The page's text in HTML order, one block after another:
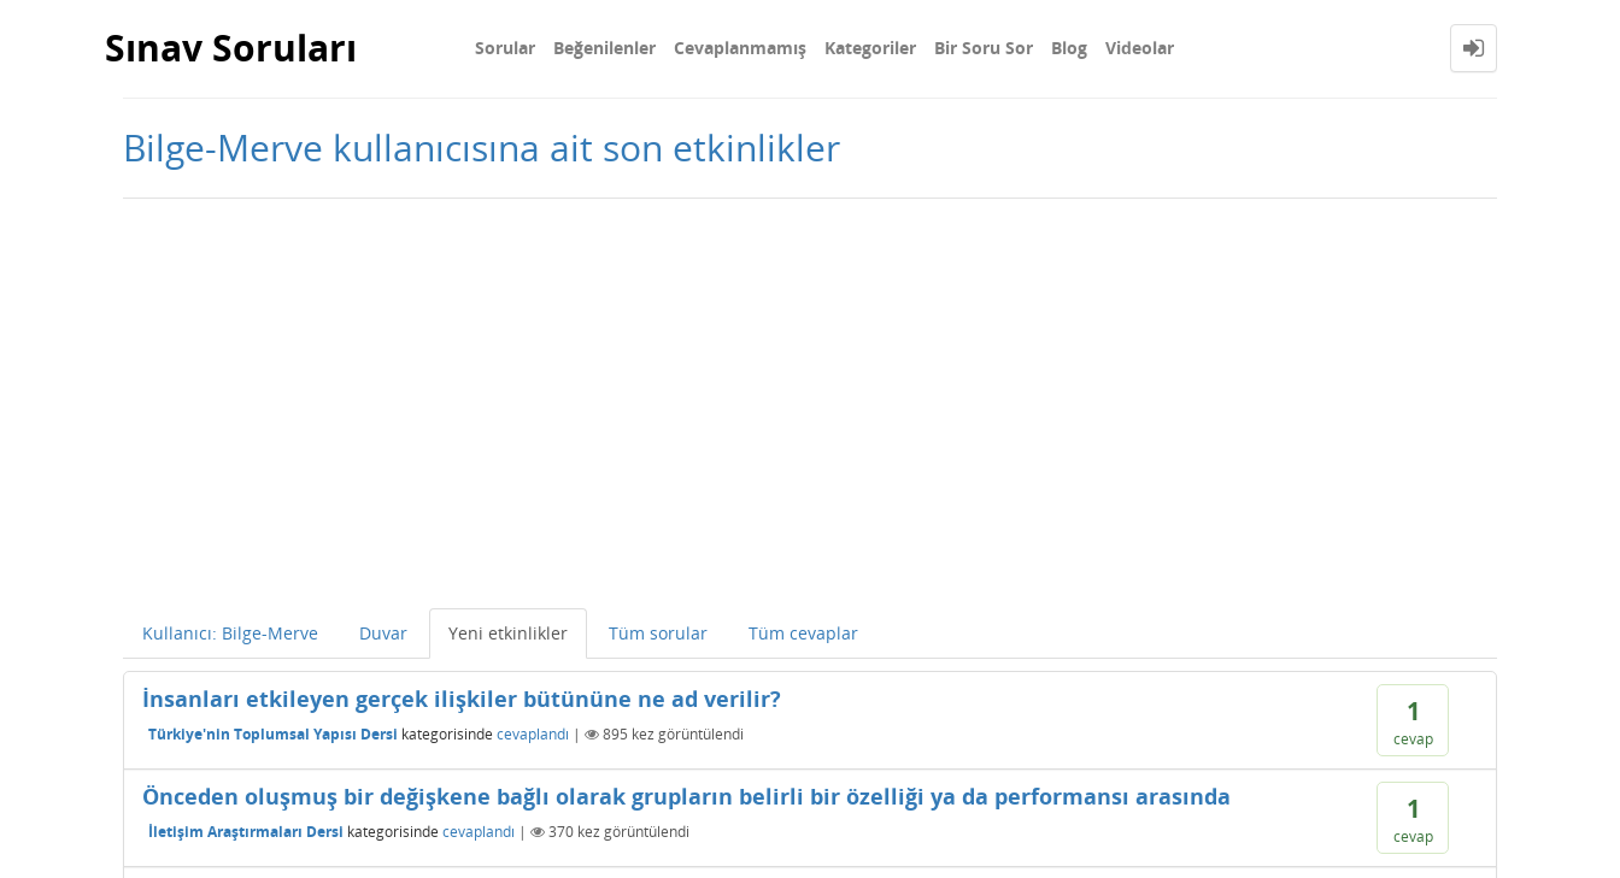
Sınav Soruları Sorular Beğenilenler Cevaplanmamış Kategoriler Bir Soru Sor Blog Videolar
Bilge-Merve kullanıcısına ait son etkinlikler
Kullanıcı: Bilge-Merve Duvar Yeni etkinlikler Tüm sorular Tüm cevaplar
1
cevap
İnsanları etkileyen gerçek ilişkiler bütününe ne ad verilir?
Türkiye'nin Toplumsal Yapısı Dersi kategorisinde cevaplandı | 895 kez görüntülendi
1
cevap
Önceden oluşmuş bir değişkene bağlı olarak grupların belirli bir özelliği ya da performansı arasında
İletişim Araştırmaları Dersi kategorisinde cevaplandı | 370 kez görüntülendi